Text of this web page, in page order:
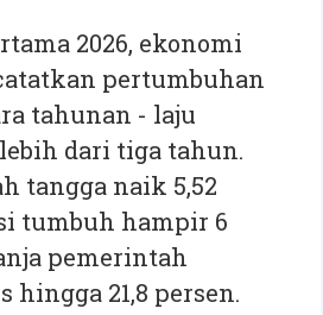
2026, ekonomi
pertumbuhan
tahunan - laju
dari tiga tahun.
tangga naik 5,52
tumbuh hampir 6
pemerintah
hingga 21,8 persen.